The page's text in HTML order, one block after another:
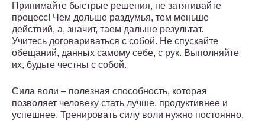
Принимайте быстрые решения, не затягивайте
процесс! Чем дольше раздумья, тем меньше
действий, а, значит, таем дальше результат.
Учитесь договариваться с собой. Не спускайте
обещаний, данных самому себе, с рук. Выполняйте
их, будьте честны с собой.
Сила воли – полезная способность, которая
позволяет человеку стать лучше, продуктивнее и
успешнее. Тренировать силу воли нужно постоянно,